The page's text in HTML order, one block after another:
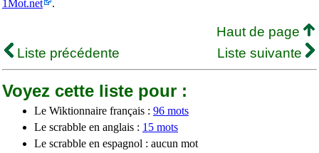
1Mot.net
.
Haut de page
Liste précédente
Liste suivante
Voyez cette liste pour :
Le Wiktionnaire français : 96 mots
Le scrabble en anglais : 15 mots
Le scrabble en espagnol : aucun mot